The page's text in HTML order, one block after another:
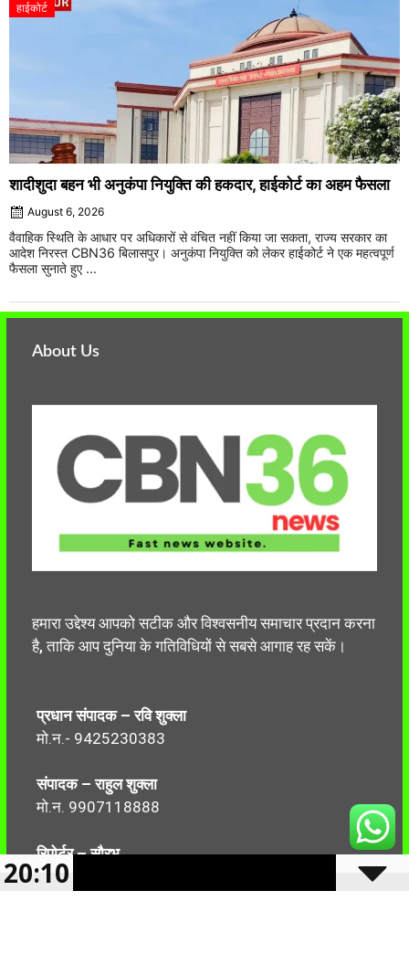
हाईकोर्ट
शादीशुदा बहन भी अनुकंपा नियुक्ति की हकदार, हाईकोर्ट का अहम फैसला
August 6, 2026
वैवाहिक स्थिति के आधार पर अधिकारों से वंचित नहीं किया जा सकता, राज्य सरकार का
आदेश निरस्त CBN36 बिलासपुर। अनुकंपा नियुक्ति को लेकर हाईकोर्ट ने एक महत्वपूर्ण
फैसला सुनाते हुए ...
About Us
हमारा उद्देश्य आपको सटीक और विश्वसनीय समाचार प्रदान करना
है, ताकि आप दुनिया के गतिविधियों से सबसे आगाह रह सकें।
प्रधान संपादक – रवि शुक्ला
मो.न.- 9425230383
संपादक – राहुल शुक्ला
मो.न. 9907118888
रिपोर्टर – सौरभ
मो.न.-7499999906
20:10